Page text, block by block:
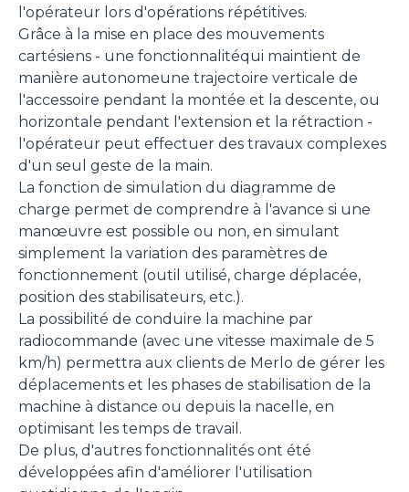
Marketing
Accetta tutti
Accetta selezionati
Rifiuta
l'opérateur lors d'opérations répétitives.
Grâce à la mise en place des mouvements
cartésiens - une fonctionnalitéqui maintient de
manière autonomeune trajectoire verticale de
l'accessoire pendant la montée et la descente, ou
horizontale pendant l'extension et la rétraction -
l'opérateur peut effectuer des travaux complexes
d'un seul geste de la main.
La fonction de simulation du diagramme de
charge permet de comprendre à l'avance si une
manœuvre est possible ou non, en simulant
simplement la variation des paramètres de
fonctionnement (outil utilisé, charge déplacée,
position des stabilisateurs, etc.).
La possibilité de conduire la machine par
radiocommande (avec une vitesse maximale de 5
km/h) permettra aux clients de Merlo de gérer les
déplacements et les phases de stabilisation de la
machine à distance ou depuis la nacelle, en
optimisant les temps de travail.
De plus, d'autres fonctionnalités ont été
développées afin d'améliorer l'utilisation